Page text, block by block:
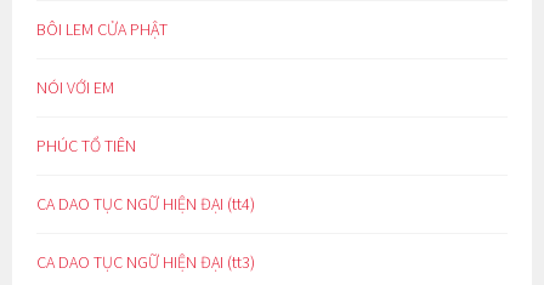
BÔI LEM CỬA PHẬT
NÓI VỚI EM
PHÚC TỔ TIÊN
CA DAO TỤC NGỮ HIỆN ĐẠI (tt4)
CA DAO TỤC NGỮ HIỆN ĐẠI (tt3)